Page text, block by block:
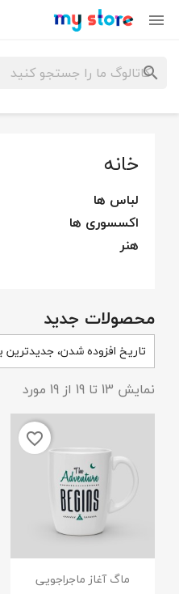

search
خانه
لباس ها
اکسسوری ها
هنر
محصولات جدید
تاریخ افزوده شدن،
نمایش 13 تا 19 از 19 مورد
نمایش سریع
ماگ آغاز ماجراجویی
favorite_border